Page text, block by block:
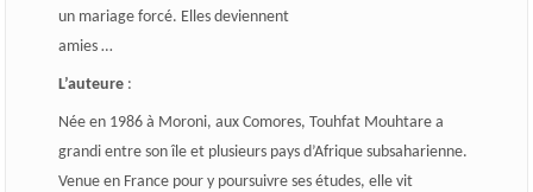
un mariage forcé. Elles deviennent
amies …
L’auteure:
Née en 1986 à Moroni, aux Comores, Touhfat Mouhtare a
grandi entre son île et plusieurs pays d’Afrique subsaharienne.
Venue en France pour y poursuivre ses études, elle vit